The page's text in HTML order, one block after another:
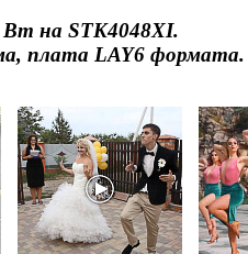
Вт на STK4048XI.
плата LAY6 формата.